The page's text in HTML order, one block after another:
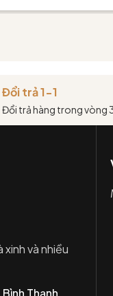
Đổi trả 1-1
Đổi trả hàng trong vòng
và nhiều
Thạnh.